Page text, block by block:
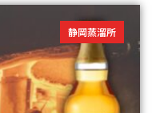
静岡蒸溜所